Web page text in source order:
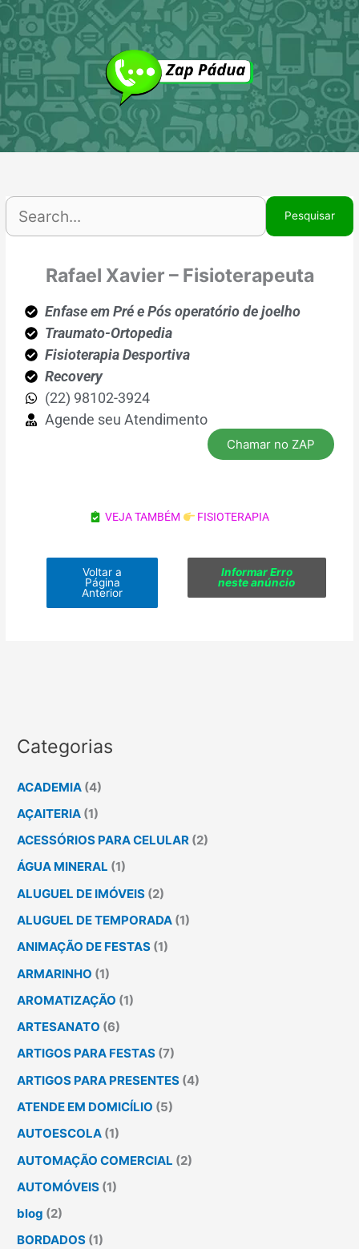
Ir
para
o
conteúdo
Rafael Xavier – Fisioterapeuta
Enfase em Pré e Pós operatório de joelho
Traumato-Ortopedia
Fisioterapia Desportiva
Recovery
(22) 98102-3924
Agende seu Atendimento
Chamar no ZAP
VEJA TAMBÉM FISIOTERAPIA
Voltar a
Página
Anterior
Informar Erro
neste anúncio
Categorias
ACADEMIA (4)
AÇAITERIA (1)
ACESSÓRIOS PARA CELULAR (2)
ÁGUA MINERAL (1)
ALUGUEL DE IMÓVEIS (2)
ALUGUEL DE TEMPORADA (1)
ANIMAÇÃO DE FESTAS (1)
ARMARINHO (1)
AROMATIZAÇÃO (1)
ARTESANATO (6)
ARTIGOS PARA FESTAS (7)
ARTIGOS PARA PRESENTES (4)
ATENDE EM DOMICÍLIO (5)
AUTOESCOLA (1)
AUTOMAÇÃO COMERCIAL (2)
AUTOMÓVEIS (1)
blog (2)
BORDADOS (1)